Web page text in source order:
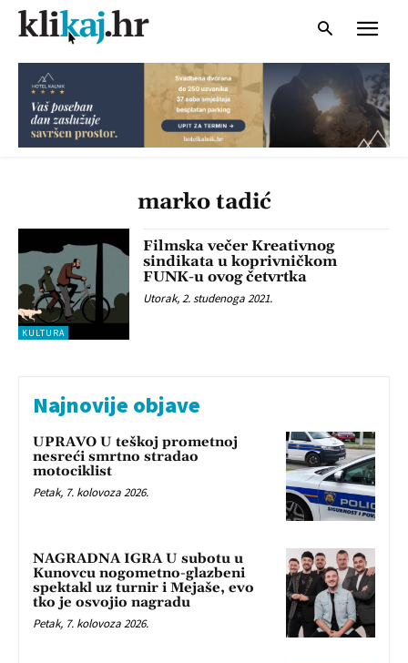
marko tadić
KULTURA
Filmska večer Kreativnog
sindikata u koprivničkom
FUNK-u ovog četvrtka
Utorak, 2. studenoga 2021.
Najnovije objave
UPRAVO U teškoj prometnoj
nesreći smrtno stradao
motociklist
Petak, 7. kolovoza 2026.
NAGRADNA IGRA U subotu u
Kunovcu nogometno-glazbeni
spektakl uz turnir i Mejaše, evo
tko je osvojio nagradu
Petak, 7. kolovoza 2026.